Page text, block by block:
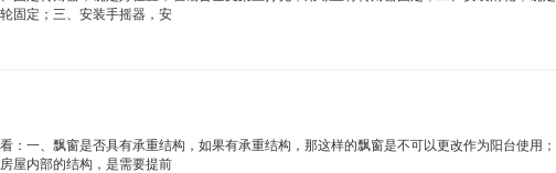
固定；三、安装手摇器，安
：一、飘窗是否具有承重结构，如果有承重结构，那这样的飘窗是不可以更改作为阳台使用；
屋内部的结构，是需要提前